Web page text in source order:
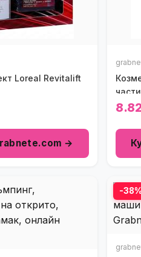
Loreal Revitalift
→
части
-38%